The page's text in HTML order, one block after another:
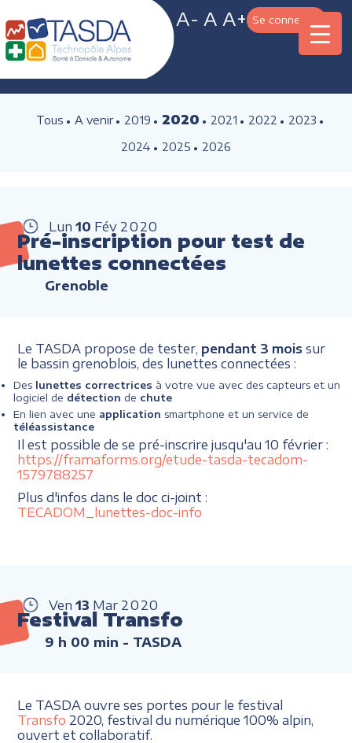
A- A A+ Se connecter
Tous A venir 2019 2020 2021 2022
2023
2024
2025 2026
Lun 10 Fév 2020
Pré-inscription pour test de
lunettes connectées
Grenoble
Le TASDA propose de tester, pendant 3 mois sur
le bassin grenoblois, des lunettes connectées :
Des lunettes correctrices à votre vue avec des capteurs et un
logiciel de détection de chute
En lien avec une application smartphone et un service de
téléassistance
Il est possible de se pré-inscrire jusqu'au 10 février :
https://framaforms.org/etude-tasda-tecadom-
1579788257
Plus d'infos dans le doc ci-joint :
TECADOM_lunettes-doc-info
Ven 13 Mar 2020
Festival Transfo
9 h 00 min - TASDA
Le TASDA ouvre ses portes pour le festival
Transfo 2020, festival du numérique 100% alpin,
ouvert et collaboratif.